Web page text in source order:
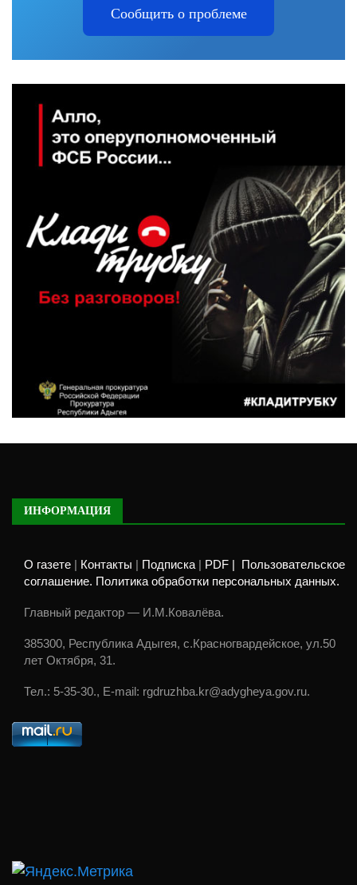
Сообщить о проблеме
ИНФОРМАЦИЯ
О газете Контакты Подписка PDF |
Пользовательское
соглашение. Политика обработки персональных данных.
Главный редактор — И.М.Ковалёва.
385300, Республика Адыгея, с.Красногвардейское, ул.50
лет Октября, 31.
Тел.: 5-35-30., E-mail: rgdruzhba.kr@adygheya.gov.ru.